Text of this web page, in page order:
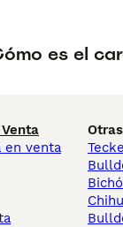
es el
en venta